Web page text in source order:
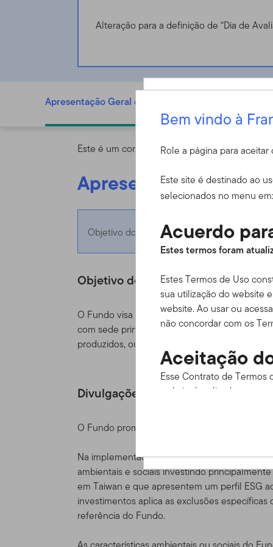
ID do usuário
Senha
Alteração para a definição de “Dia de
Templeton China Fund - W (acc) EUR - LU0889564356
Apresentação Geral do Fundo
Este é um comunicado de marketing.
Apresentação Geral
Objetivo do fundo
Objetivo do fundo
O Fundo visa alcançar uma valorização do
com sede principal na China, Hong Kong ou
produzidos, ou têm a parte principal dos seus
Divulgações relacionadas com a
O Fundo promove características ambientais
Na implementação do processo de critérios
ambientais e sociais investindo
em Taiwan e que apresentem um perfil ESG
investimentos aplica as exclusões
referência do Fundo.
Bem vindo à
Role a página para
Este site é destinado ao
selecionados no menu em:
Acuerdo
Estes termos foram
Estes Termos de Uso
sua utilização do website
website. Ao usar ou
não concordar com os
Aceitação
Esse Contrato de Termos
website localizado em
informações disponíveis
ou acordo de cliente ou
serviços, informação e
nós) que estejam
data do acesso ao Site
momento, sem aviso